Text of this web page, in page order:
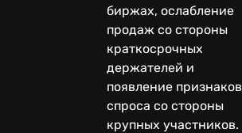
биржах, ослабление
продаж со стороны
краткосрочных
держателей и
появление признаков
спроса со стороны
крупных участников.